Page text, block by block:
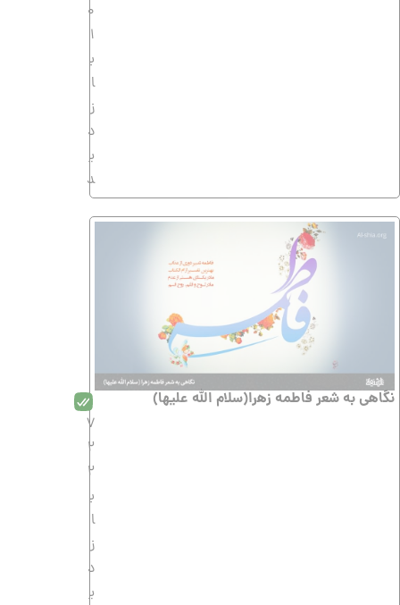
0
1
ب
ا
ز
د
ی
د
نگاهى به شعر فاطمه زهرا(سلام الله علیها)
7
2
2
ب
ا
ز
د
ی